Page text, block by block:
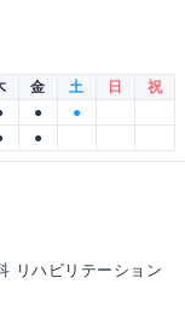
金 土 日
祝
●
●
●
リハビリテーション